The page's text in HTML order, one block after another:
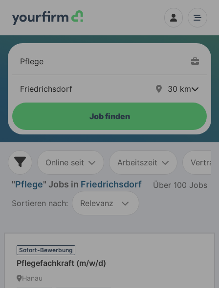
30 km
Job finden
Online seit Arbeitszeit
"Pflege" Jobs in Friedrichsdorf
Über 100 Jobs
Sortieren nach:
Relevanz
Sofort-Bewerbung
Pflegefachkraft (m/w/d)
Hanau